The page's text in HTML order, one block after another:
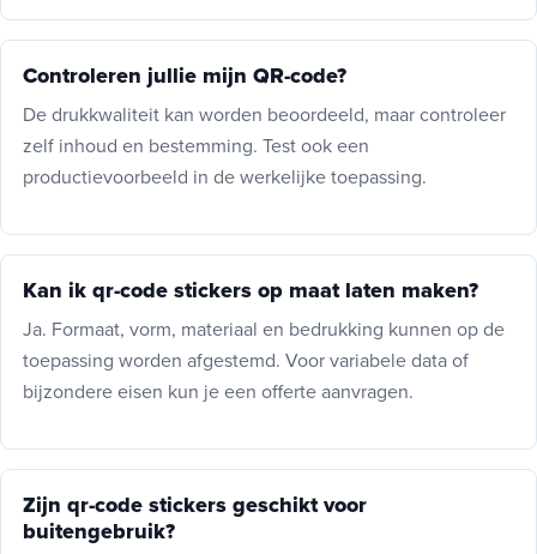
Controleren jullie mijn QR-code?
De drukkwaliteit kan worden beoordeeld, maar controleer
zelf inhoud en bestemming. Test ook een
productievoorbeeld in de werkelijke toepassing.
Kan ik qr-code stickers op maat laten maken?
Ja. Formaat, vorm, materiaal en bedrukking kunnen op de
toepassing worden afgestemd. Voor variabele data of
bijzondere eisen kun je een offerte aanvragen.
Zijn qr-code stickers geschikt voor
buitengebruik?